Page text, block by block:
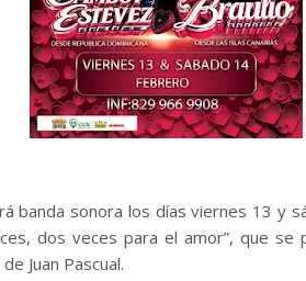
banda sonora los días viernes 13 y
dos veces para el amor”, que se
Juan Pascual.